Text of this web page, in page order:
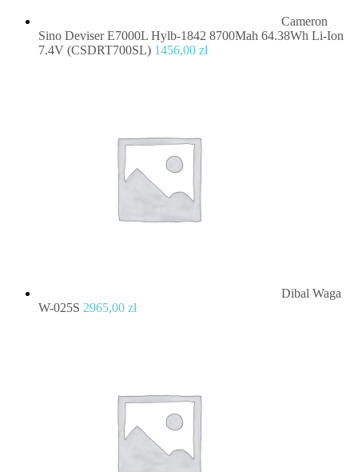
Cameron
Sino Deviser E7000L Hylb-1842 8700Mah 64.38Wh Li-Ion
7.4V (CSDRT700SL) 1456,00 zł
Dibal Waga
W-025S 2965,00 zł